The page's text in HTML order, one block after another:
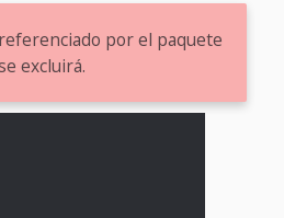
por el paquete
excluirá.